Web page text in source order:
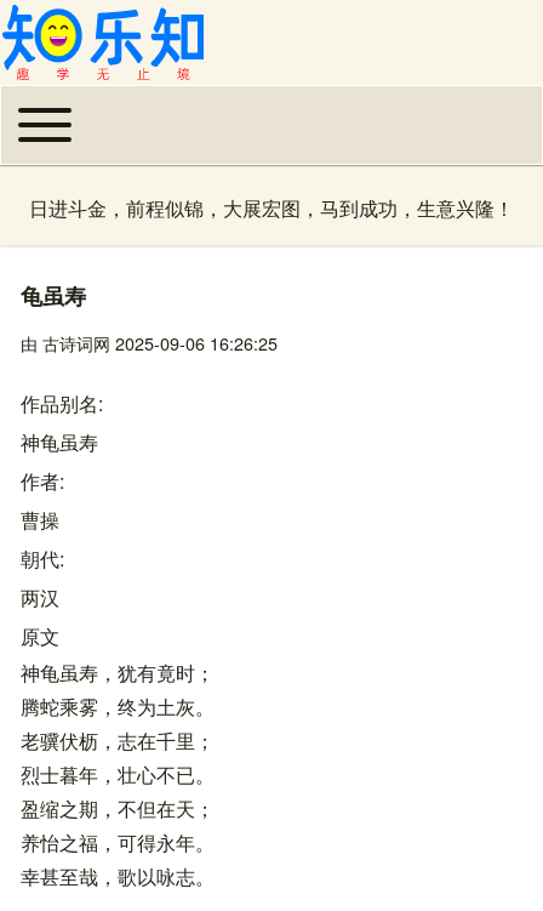
主导航
Toggle main menu
日进斗金，前程似锦，大展宏图，马到成功，生意兴隆！
龟虽寿
由 古诗词网 2025-09-06 16:26:25
作品别名
神龟虽寿
作者
曹操
朝代
两汉
原文
神龟虽寿，犹有竟时；
腾蛇乘雾，终为土灰。
老骥伏枥，志在千里；
烈士暮年，壮心不已。
盈缩之期，不但在天；
养怡之福，可得永年。
幸甚至哉，歌以咏志。